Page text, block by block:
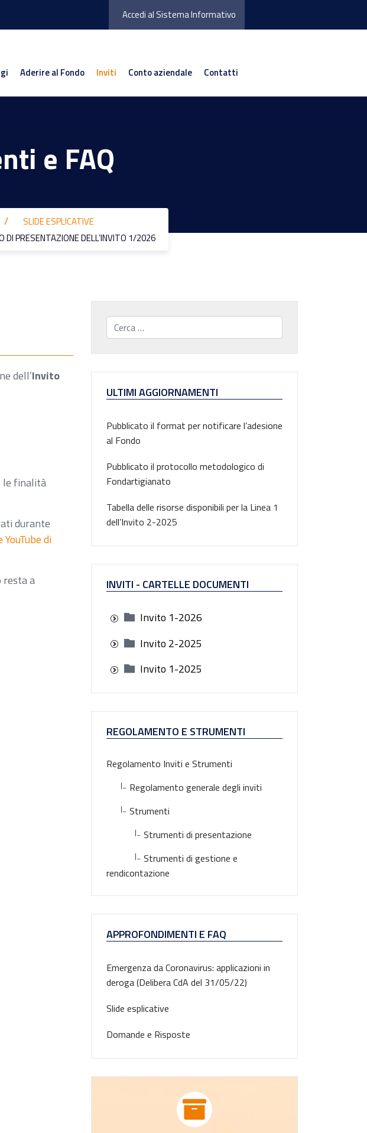
Accedi al Sistema Informativo
Aderire al Fondo Inviti Conto aziendale Contatti
e FAQ
SLIDE ESPLICATIVE
DI PRESENTAZIONE DELL’INVITO 1/2026
dell’Invito
le finalità
durante
YouTube di
resta a
Cerca...
ULTIMI AGGIORNAMENTI
Pubblicato il format per notificare l’adesione
al Fondo
Pubblicato il protocollo metodologico di
Fondartigianato
Tabella delle risorse disponibili per la Linea 1
dell’Invito 2-2025
INVITI - CARTELLE DOCUMENTI
Invito 1-2026
Invito 2-2025
Invito 1-2025
REGOLAMENTO E STRUMENTI
Regolamento Inviti e Strumenti
|_ Regolamento generale degli inviti
|_ Strumenti
|_ Strumenti di presentazione
|_
Strumenti di gestione e
rendicontazione
APPROFONDIMENTI E FAQ
Emergenza da Coronavirus: applicazioni in
deroga (Delibera CdA del 31/05/22)
Slide esplicative
Domande e Risposte